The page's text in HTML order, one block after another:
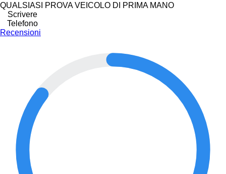
QUALSIASI PROVA VEICOLO DI PRIMA MANO
Scrivere
Telefono
Recensioni